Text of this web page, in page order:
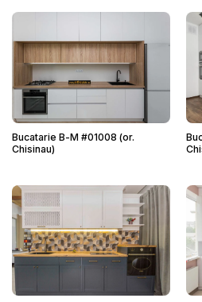
Bucatarie B-M #01008 (or.
Chisinau)